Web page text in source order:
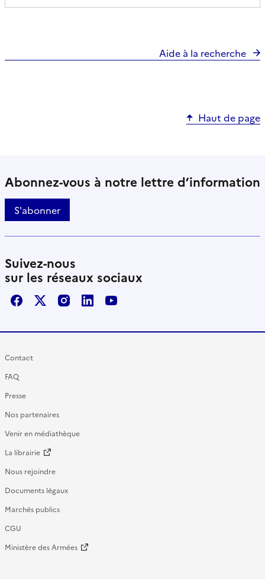
Aide à la recherche
Haut de page
Abonnez-vous à notre lettre d’information
S'abonner
Suivez-nous
sur les réseaux sociaux
FacebookX / TwitterInstagram
LinkedInYoutube
Contact
FAQ
Presse
Nos partenaires
Venir en médiathèque
La librairie
Nous rejoindre
Documents légaux
Marchés publics
CGU
Ministère des Armées